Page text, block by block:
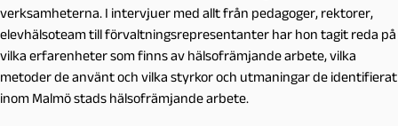
verksamheterna. I intervjuer med allt från pedagoger, rektorer,
elevhälsoteam till förvaltningsrepresentanter har hon tagit reda på
vilka erfarenheter som finns av hälsofrämjande arbete, vilka
metoder de använt och vilka styrkor och utmaningar de identifierat
inom Malmö stads hälsofrämjande arbete.